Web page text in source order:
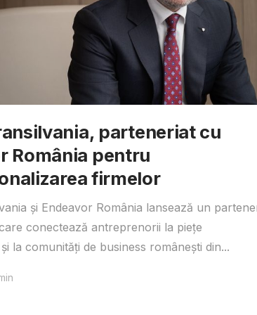
parteneriat cu
România pentru
firmelor
și Endeavor România lansează un
conectează antreprenorii la piețe
la comunități de business românești din...